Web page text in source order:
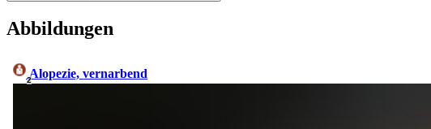
Abbildungen
2Alopezie, vernarbend